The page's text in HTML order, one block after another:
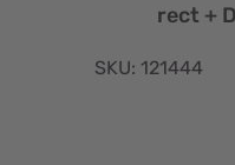
rect +
SKU: 121444